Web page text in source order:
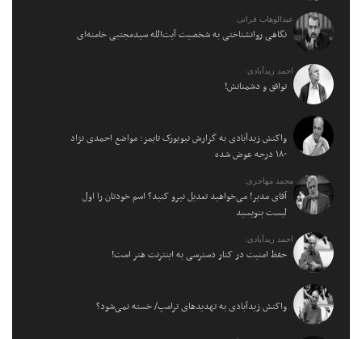
عبدالوهاب فراتی
نگاهی روانشناختی به شخصیت آیت‌الله سیدمجتبی خامنه‌ای
احمد زیدآبادی:
توافق و دشمنانش!
واکنش زیدآبادی به گزارش نیویورک تایمز: مواضع احمدی نژاد
۱۸۰ درجه عوض شده
محمد مهاجری:
آقای مدیر! می‌خواهید تعدیل نیرو کنید؟ اسم خودتان را اول
لیست بنویسید
احمد زیدآبادی:
حفظ امنیت در کنار دسترسی به اینترنت هنر است!
واکنش زیدآبادی به تهدیدهای ترامپ/ خسته نمی‌شود؟